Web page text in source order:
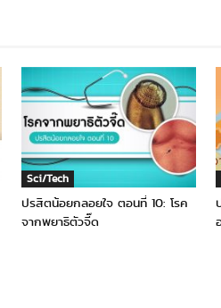
Sci/Tech
ปรสิตน้อยกลอยใจ ตอนที่ 10: โรค
จากพยาธิตัวจี๊ด